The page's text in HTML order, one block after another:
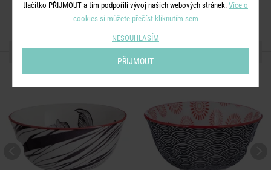
DALŠÍ PRODUKTY ZE SÉRIE
tlačítko PŘIJMOUT a tím podpořili vývoj našich webových stránek. Více o
cookies si můžete přečíst kliknutím sem
NESOUHLASÍM
PŘIJMOUT